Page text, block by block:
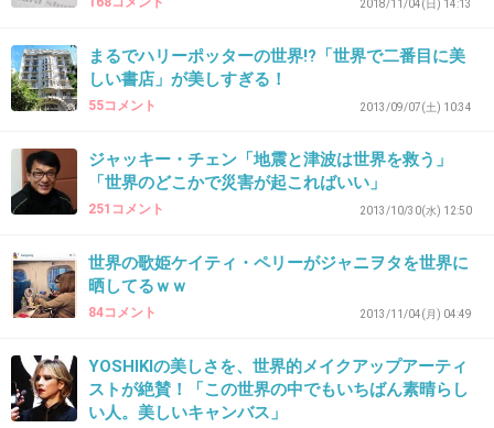
35. 匿名2019/05/31(金) 08:21:44
今冬インフルにかかったのに、病院行かずに寝
込んで引きこもって回復待ったけど、それはも
う地獄だったわ。やっぱり病院行って薬はもら
うべき！世界がどうこうは知らないです。その
逆もあるだろうし。
-21
36. 匿名 2019/05/31(金) 08:22:10
2018/11/04(日) 14:13
まるでハリーポッターの世界!?「世界で二番目に美
しい書店」が美しすぎる！
55コメント 2013/09/07(土) 10:34
ジャッキー・チェン「地震と津波は世界を救う」
「世界のどこかで災害が起こればいい」
251コメント 2013/10/30(水) 12:50
世界の歌姫ケイティ・ペリーがジャニヲタを世界に
晒してるｗｗ
84コメント 2013/11/04(月) 04:49
YOSHIKIの美しさを、世界的メイクアップアーティ
ストが絶賛！「この世界の中でもいちばん素晴らし
い人。美しいキャンバス」